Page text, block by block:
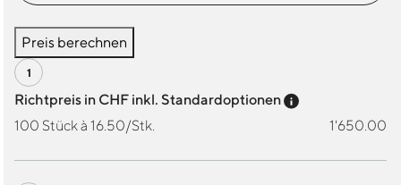
Preis berechnen
Richtpreis in CHF inkl. Standardoptionen
Preis-Tooltip
100 Stück à 16.50/Stk.
1'650.00